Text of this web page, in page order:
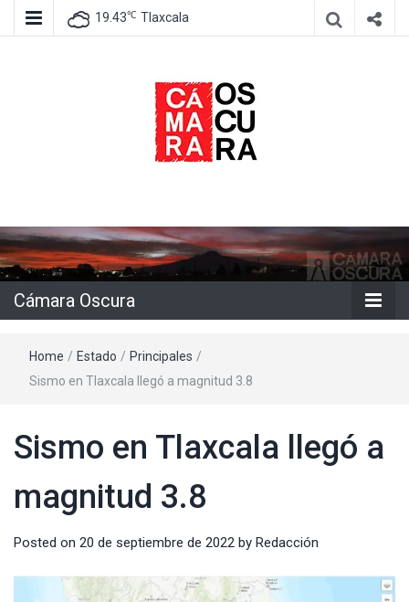
19.43℃ Tlaxcala
Cámara
Oscura
Cámara Oscura
Home / Estado / Principales /
Sismo en Tlaxcala llegó a magnitud 3.8
Sismo en Tlaxcala llegó a
magnitud 3.8
Posted on 20 de septiembre de 2022 by Redacción